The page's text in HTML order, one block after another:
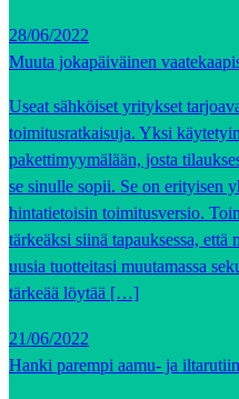
28/06/2022
Muuta jokapäiväinen
Useat sähköiset yritykset
toimitusratkaisuja. Yksi
pakettimyymälään, josta
se sinulle sopii. Se on erityisen
hintatietoisin toimitusversio.
tärkeäksi siinä tapauksessa,
uusia tuotteitasi muutamassa
tärkeää löytää […]
21/06/2022
Hanki parempi aamu- ja